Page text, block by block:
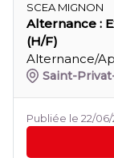
SCEA MIGNON
Alternance :
(H/F)
Alternance/
Saint-
Publiée le 22/